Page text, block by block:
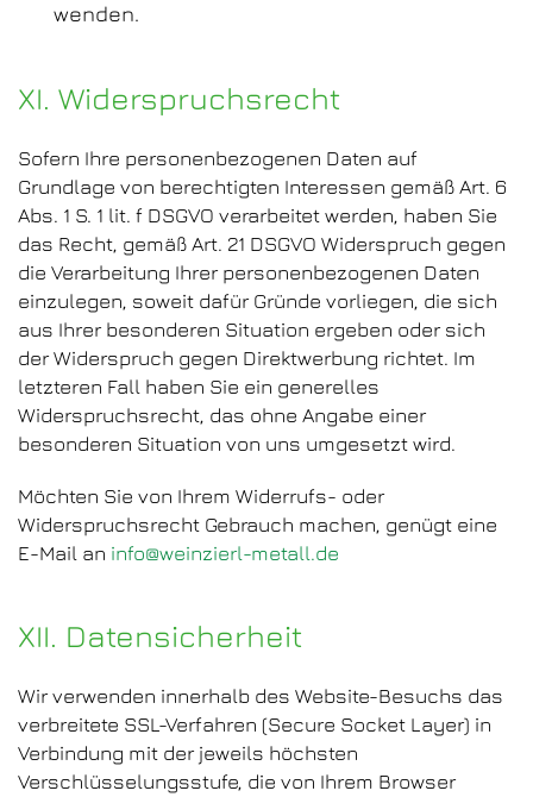
wenden.
XI. Widerspruchsrecht
Sofern Ihre personenbezogenen Daten auf
Grundlage von berechtigten Interessen gemäß Art. 6
Abs. 1 S. 1 lit. f DSGVO verarbeitet werden, haben Sie
das Recht, gemäß Art. 21 DSGVO Widerspruch gegen
die Verarbeitung Ihrer personenbezogenen Daten
einzulegen, soweit dafür Gründe vorliegen, die sich
aus Ihrer besonderen Situation ergeben oder sich
der Widerspruch gegen Direktwerbung richtet. Im
letzteren Fall haben Sie ein generelles
Widerspruchsrecht, das ohne Angabe einer
besonderen Situation von uns umgesetzt wird.
Möchten Sie von Ihrem Widerrufs- oder
Widerspruchsrecht Gebrauch machen, genügt eine
E-Mail an info@weinzierl-metall.de
XII. Datensicherheit
Wir verwenden innerhalb des Website-Besuchs das
verbreitete SSL-Verfahren (Secure Socket Layer) in
Verbindung mit der jeweils höchsten
Verschlüsselungsstufe, die von Ihrem Browser